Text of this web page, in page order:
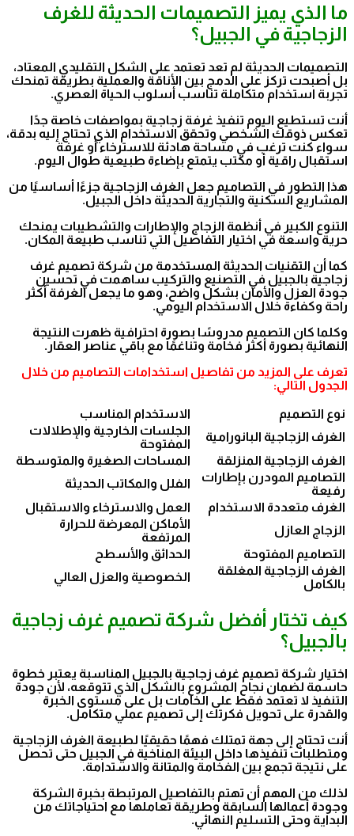
ما الذي يميز التصميمات الحديثة للغرف
الزجاجية في الجبيل؟
التصميمات الحديثة لم تعد تعتمد على الشكل التقليدي المعتاد،
بل أصبحت تركز على الدمج بين الأناقة والعملية بطريقة تمنحك
تجربة استخدام متكاملة تناسب أسلوب الحياة العصري.
أنت تستطيع اليوم تنفيذ غرفة زجاجية بمواصفات خاصة جدًا
تعكس ذوقك الشخصي وتحقق الاستخدام الذي تحتاج إليه بدقة،
سواء كنت ترغب في مساحة هادئة للاسترخاء أو غرفة
استقبال راقية أو مكتب يتمتع بإضاءة طبيعية طوال اليوم.
هذا التطور في التصاميم جعل الغرف الزجاجية جزءًا أساسيًا من
المشاريع السكنية والتجارية الحديثة داخل الجبيل.
التنوع الكبير في أنظمة الزجاج والإطارات والتشطيبات يمنحك
حرية واسعة في اختيار التفاصيل التي تناسب طبيعة المكان.
كما أن التقنيات الحديثة المستخدمة من شركة تصميم غرف
زجاجية بالجبيل في التصنيع والتركيب ساهمت في تحسين
جودة العزل والأمان بشكل واضح، وهو ما يجعل الغرفة أكثر
راحة وكفاءة خلال الاستخدام اليومي.
وكلما كان التصميم مدروسًا بصورة احترافية ظهرت النتيجة
النهائية بصورة أكثر فخامة وتناغمًا مع باقي عناصر العقار.
تعرف على المزيد من تفاصيل استخدامات التصاميم من خلال
الجدول التالي:
نوع التصميم
الاستخدام المناسب
الغرف الزجاجية البانورامية
الجلسات الخارجية والإطلالات
المفتوحة
الغرف الزجاجية المنزلقة
المساحات الصغيرة والمتوسطة
التصاميم المودرن بإطارات
رفيعة
الفلل والمكاتب الحديثة
الغرف متعددة الاستخدام
العمل والاسترخاء والاستقبال
الزجاج العازل
الأماكن المعرضة للحرارة
المرتفعة
التصاميم المفتوحة
الحدائق والأسطح
الغرف الزجاجية المغلقة
بالكامل
الخصوصية والعزل العالي
كيف تختار أفضل شركة تصميم غرف زجاجية
بالجبيل؟
اختيار شركة تصميم غرف زجاجية بالجبيل المناسبة يعتبر خطوة
حاسمة لضمان نجاح المشروع بالشكل الذي تتوقعه، لأن جودة
التنفيذ لا تعتمد فقط على الخامات بل على مستوى الخبرة
والقدرة على تحويل فكرتك إلى تصميم عملي متكامل.
أنت تحتاج إلى جهة تمتلك فهمًا حقيقيًا لطبيعة الغرف الزجاجية
ومتطلبات تنفيذها داخل البيئة المناخية في الجبيل حتى تحصل
على نتيجة تجمع بين الفخامة والمتانة والاستدامة.
لذلك من المهم أن تهتم بالتفاصيل المرتبطة بخبرة الشركة
وجودة أعمالها السابقة وطريقة تعاملها مع احتياجاتك من
البداية وحتى التسليم النهائي.